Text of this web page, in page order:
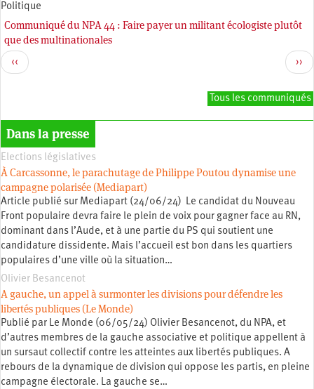
Politique
Communiqué du NPA 44 : Faire payer un militant écologiste plutôt
que des multinationales
Pagination
Previous
page
‹‹ ››
Tous les communiqués
Dans la presse
Elections législatives
À Carcassonne, le parachutage de Philippe Poutou dynamise une
campagne polarisée (Mediapart)
Article publié sur Mediapart (24/06/24) Le candidat du Nouveau
Front populaire devra faire le plein de voix pour gagner face au RN,
dominant dans l’Aude, et à une partie du PS qui soutient une
candidature dissidente. Mais l’accueil est bon dans les quartiers
populaires d’une ville où la situation…
Olivier Besancenot
A gauche, un appel à surmonter les divisions pour défendre les
libertés publiques (Le Monde)
Publié par Le Monde (06/05/24) Olivier Besancenot, du NPA, et
d’autres membres de la gauche associative et politique appellent à
un sursaut collectif contre les atteintes aux libertés publiques. A
rebours de la dynamique de division qui oppose les partis, en pleine
campagne électorale. La gauche se…